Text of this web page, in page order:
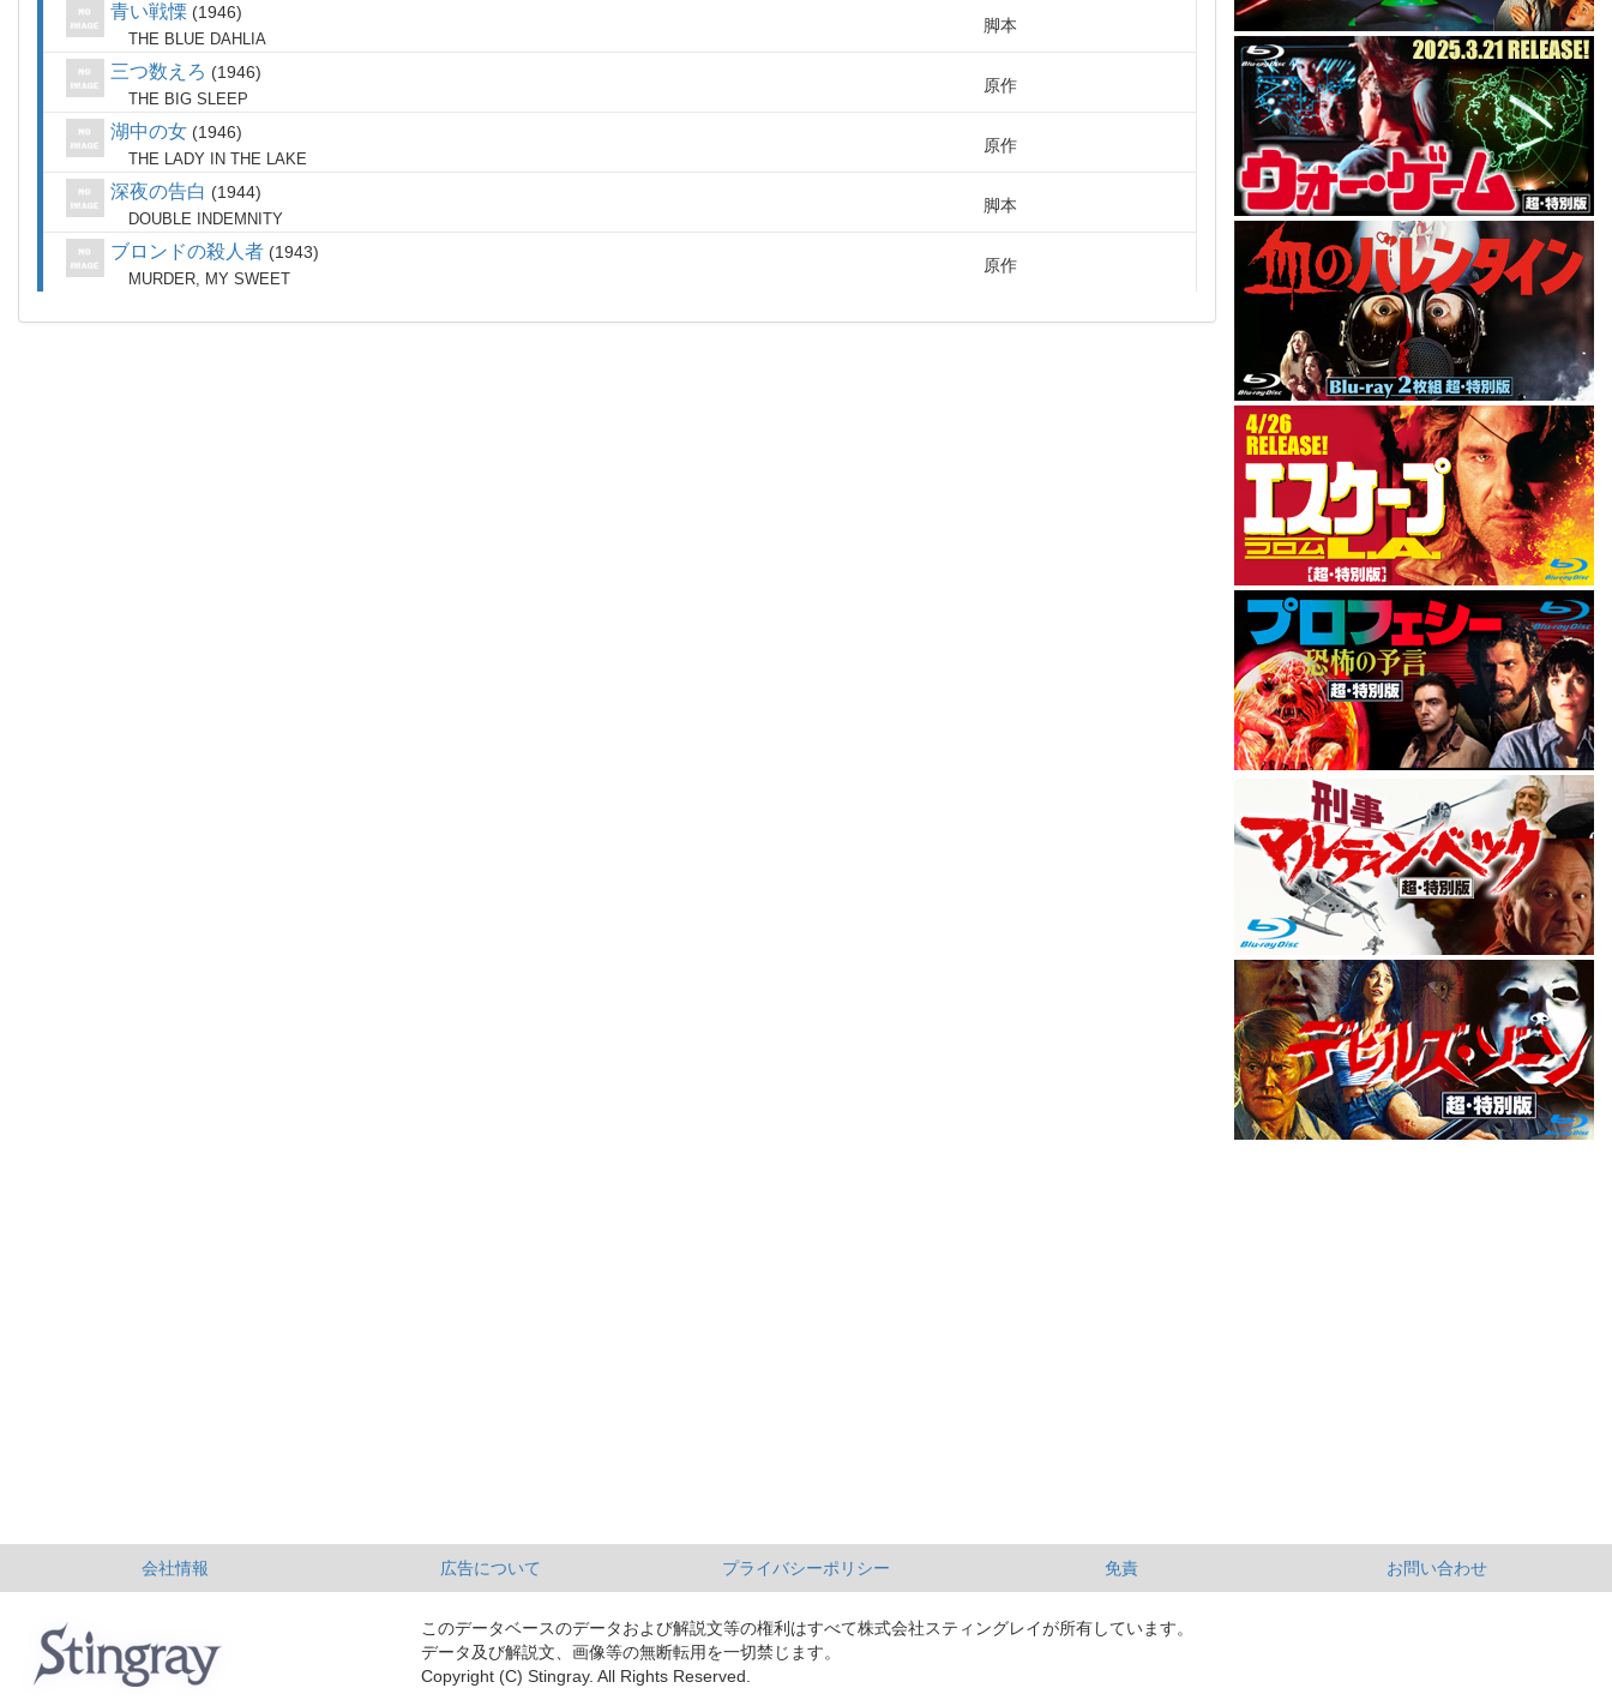
青い戦慄 1946
THE BLUE DAHLIA
脚本
三つ数えろ 1946
THE BIG SLEEP
原作
湖中の女 1946
THE LADY IN THE LAKE
原作
深夜の告白 1944
DOUBLE INDEMNITY
脚本
ブロンドの殺人者 1943
MURDER, MY SWEET
原作
会社情報 広告について プライバシーポリシー 免責 お問い合わせ
このデータベースのデータおよび解説文等の権利はすべて株式会社スティングレイが所有しています。
データ及び解説文、画像等の無断転用を一切禁じます。
Copyright (C) Stingray. All Rights Reserved.